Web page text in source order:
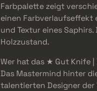
Farbpalette zeigt
einen Farbverlaufseffekt
und Textur eines
Holzzustand.
Wer hat das ★ Gut Knife
Das Mastermind hinter
talentierten Designer der